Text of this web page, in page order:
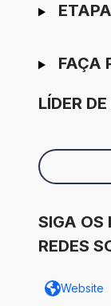
FAÇA
LÍDER
SIGA OS
REDES
Website